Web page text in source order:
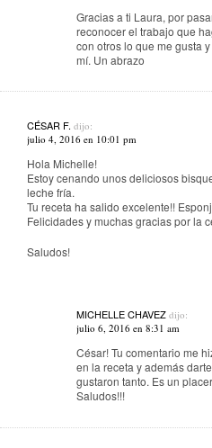
Gracias a ti Laura, por
reconocer el trabajo que
con otros lo que me gusta
mí. Un abrazo
CÉSAR F. dijo:
julio 4, 2016 en 10:01 pm
Hola Michelle!
Estoy cenando unos deliciosos
leche fría.
Tu receta ha salido excelente!!
Felicidades y muchas gracias por la
Saludos!
MICHELLE CHAVEZ dijo:
julio 6, 2016 en 8:31 am
César! Tu comentario me
en la receta y además
gustaron tanto. Es un
Saludos!!!